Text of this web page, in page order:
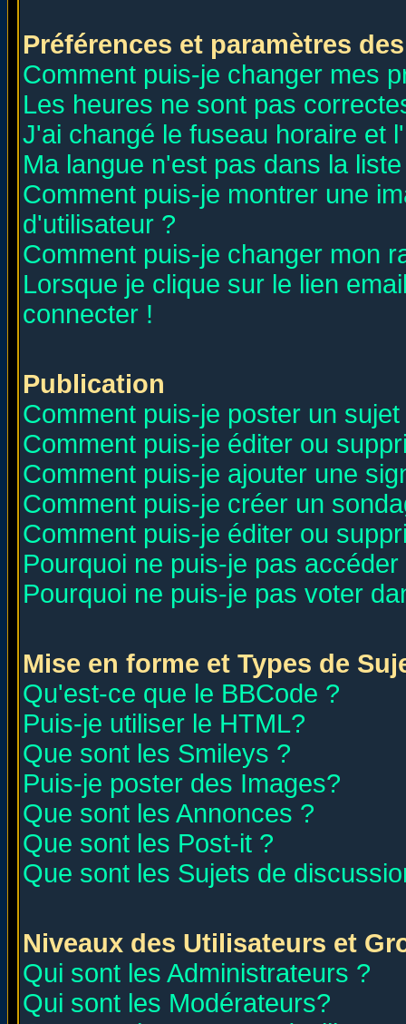
Préférences et paramètres
Comment puis-je changer mes
Les heures ne sont pas
J'ai changé le fuseau horaire et
Ma langue n'est pas dans la
Comment puis-je montrer une
d'utilisateur ?
Comment puis-je changer mon
Lorsque je clique sur le lien
connecter !
Publication
Comment puis-je poster un
Comment puis-je éditer ou
Comment puis-je ajouter une
Comment puis-je créer un
Comment puis-je éditer ou
Pourquoi ne puis-je pas
Pourquoi ne puis-je pas voter
Mise en forme et Types de
Qu'est-ce que le BBCode ?
Puis-je utiliser le HTML?
Que sont les Smileys ?
Puis-je poster des Images?
Que sont les Annonces ?
Que sont les Post-it ?
Que sont les Sujets de
Niveaux des Utilisateurs et
Qui sont les Administrateurs ?
Qui sont les Modérateurs?